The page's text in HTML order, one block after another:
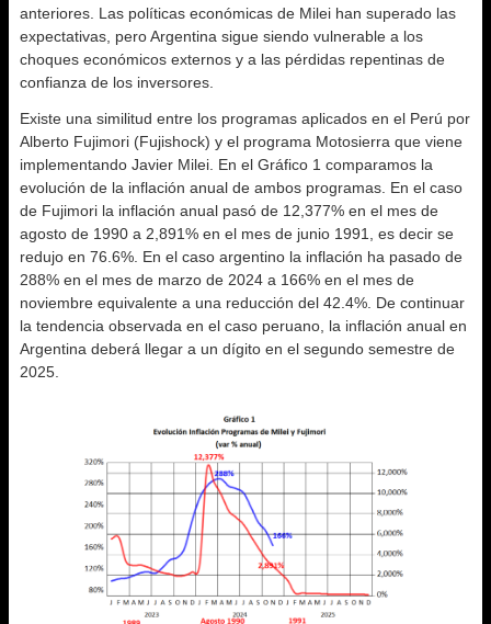
anteriores. Las políticas económicas de Milei han superado las
expectativas, pero Argentina sigue siendo vulnerable a los
choques económicos externos y a las pérdidas repentinas de
confianza de los inversores.
Existe una similitud entre los programas aplicados en el Perú por
Alberto Fujimori (Fujishock) y el programa Motosierra que viene
implementando Javier Milei. En el Gráfico 1 comparamos la
evolución de la inflación anual de ambos programas. En el caso
de Fujimori la inflación anual pasó de 12,377% en el mes de
agosto de 1990 a 2,891% en el mes de junio 1991, es decir se
redujo en 76.6%. En el caso argentino la inflación ha pasado de
288% en el mes de marzo de 2024 a 166% en el mes de
noviembre equivalente a una reducción del 42.4%. De continuar
la tendencia observada en el caso peruano, la inflación anual en
Argentina deberá llegar a un dígito en el segundo semestre de
2025.